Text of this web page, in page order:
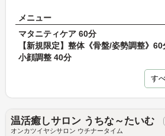
メニュー
マタニティケア 60分
小顔調整 40分
す
温活癒しサロン うちな～たいむ
オンカツイヤシサロン ウチナータイム